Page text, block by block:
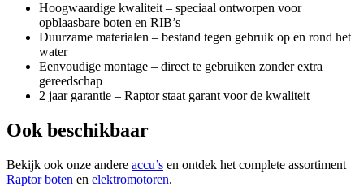
Hoogwaardige kwaliteit – speciaal ontworpen voor
opblaasbare boten en RIB’s
Duurzame materialen – bestand tegen gebruik op en rond het
water
Eenvoudige montage – direct te gebruiken zonder extra
gereedschap
2 jaar garantie – Raptor staat garant voor de kwaliteit
Ook beschikbaar
Bekijk ook onze andere accu’s en ontdek het complete assortiment
Raptor boten en elektromotoren.